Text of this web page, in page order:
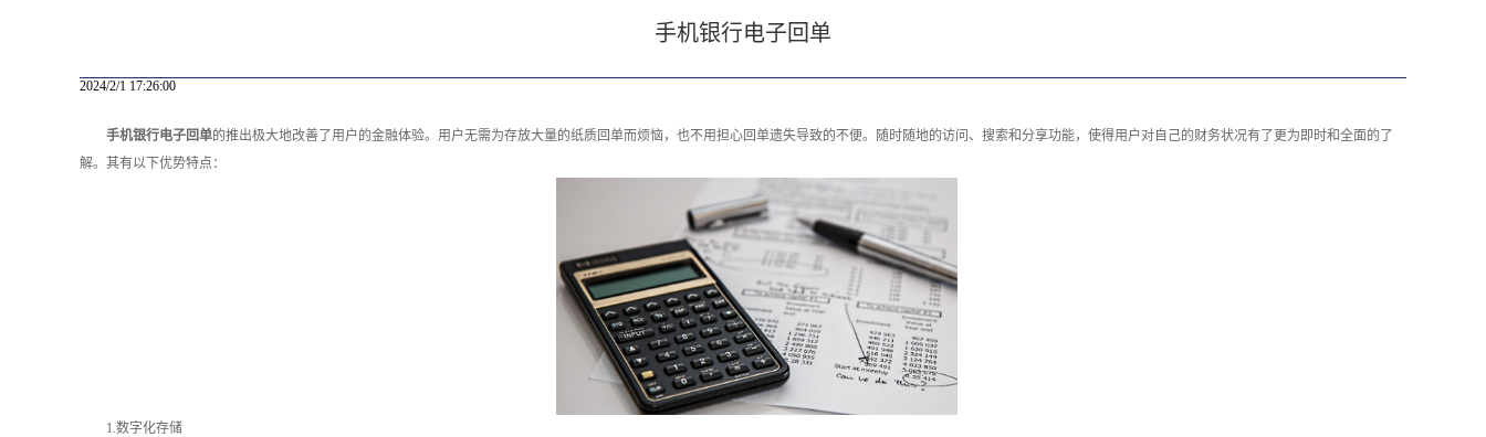
手机银行电子回单
2024/2/1 17:26:00
手机银行电子回单的推出极大地改善了用户的金融体验。用户无需为存放大量的纸质回单而烦恼，也不用担心回单遗失导致的不便。随时随地的访问、搜索和分享功能，使得用户对自己的财务状况有了更为即时和全面的了
解。其有以下优势特点：
1.数字化存储